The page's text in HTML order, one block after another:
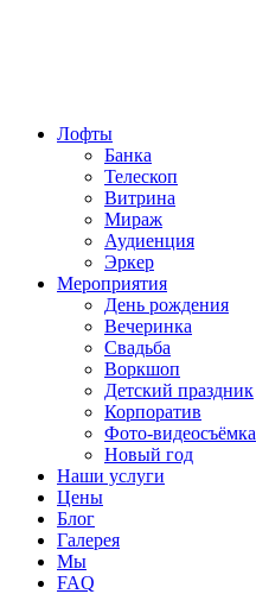
Лофты
Банка
Телескоп
Витрина
Мираж
Аудиенция
Эркер
Мероприятия
День рождения
Вечеринка
Свадьба
Воркшоп
Детский праздник
Корпоратив
Фото-видеосъёмка
Новый год
Наши услуги
Цены
Блог
Галерея
Мы
FAQ